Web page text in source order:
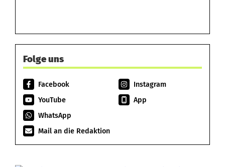
Folge uns
Facebook
Instagram
YouTube
App
WhatsApp
Mail an die Redaktion